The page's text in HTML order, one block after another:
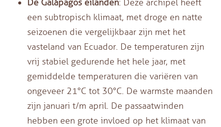
De Galápagos eilanden: Deze archipel heeft
een subtropisch klimaat, met droge en natte
seizoenen die vergelijkbaar zijn met het
vasteland van Ecuador. De temperaturen zijn
vrij stabiel gedurende het hele jaar, met
gemiddelde temperaturen die variëren van
ongeveer 21°C tot 30°C. De warmste maanden
zijn januari t/m april. De passaatwinden
hebben een grote invloed op het klimaat van